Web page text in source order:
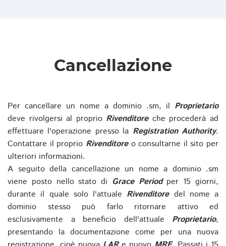
Cancellazione
Per cancellare un nome a dominio .sm, il Proprietario
deve rivolgersi al proprio Rivenditoreche procederà ad
effettuare l'operazione presso la Registration Authority.
Contattare il proprio Rivenditoreo consultarne il sito per
ulteriori informazioni.
A seguito della cancellazione un nome a dominio .sm
viene posto nello stato di Grace Periodper 15 giorni,
durante il quale solo l'attuale Rivenditoredel nome a
dominio stesso può farlo ritornare attivo ed
esclusivamente a beneficio dell'attuale Proprietario,
presentando la documentazione come per una nuova